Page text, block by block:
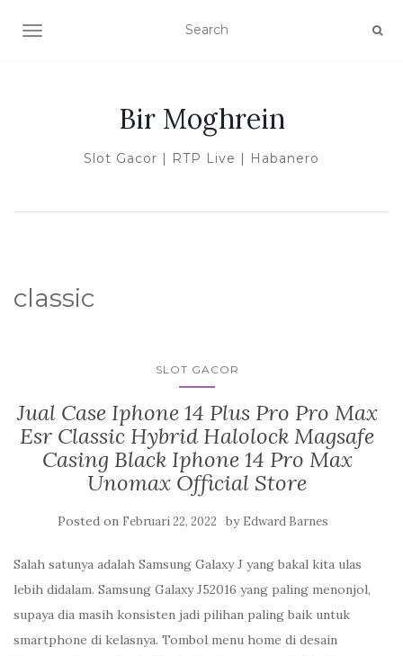
TOGGLE NAVIGATION
Bir Moghrein
Slot Gacor | RTP Live | Habanero
classic
SLOT GACOR
Jual Case Iphone 14 Plus Pro Pro Max
Esr Classic Hybrid Halolock Magsafe
Casing Black Iphone 14 Pro Max
Unomax Official Store
Posted on Februari 22, 2022 by Edward Barnes
Salah satunya adalah Samsung Galaxy J yang bakal kita ulas
lebih didalam. Samsung Galaxy J52016 yang paling menonjol,
supaya dia masih konsisten jadi pilihan paling baik untuk
smartphone di kelasnya. Tombol menu home di desain